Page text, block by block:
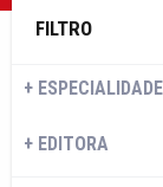
FILTRO
EDITORA